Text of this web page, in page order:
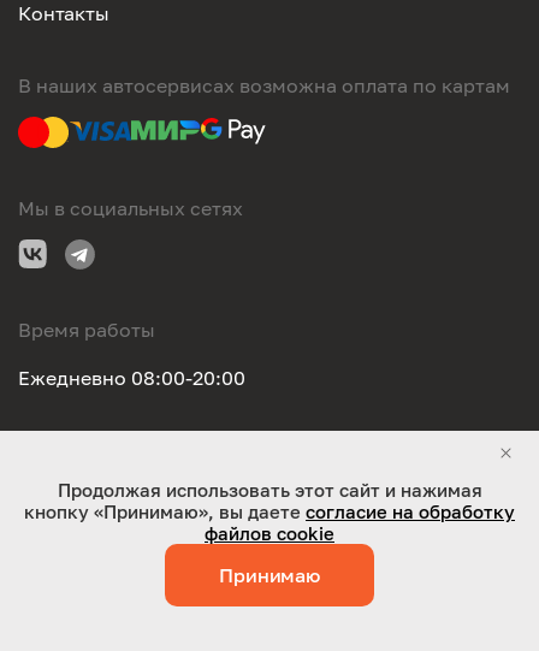
Контакты
В наших автосервисах возможна оплата по картам
Мы в социальных сетях
Время работы
Ежедневно 08:00-20:00
ООО "Оригинал-сервис". Все права защищены 2026
Работает на технологиях:Jaky
Продолжая использовать этот сайт и нажимая
кнопку «Принимаю», вы даете согласие на обработку
файлов cookie
Принимаю